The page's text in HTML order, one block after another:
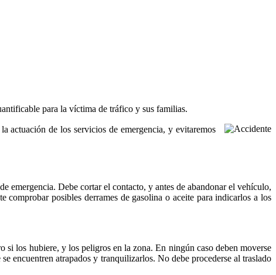
para la víctima de tráfico y sus familias.
actuación de los servicios de emergencia, y evitaremos
emergencia. Debe cortar el contacto, y antes de abandonar el vehículo,
posibles derrames de gasolina o aceite para indicarlos a los
los hubiere, y los peligros en la zona. En ningún caso deben moverse
encuentren atrapados y tranquilizarlos. No debe procederse al traslado